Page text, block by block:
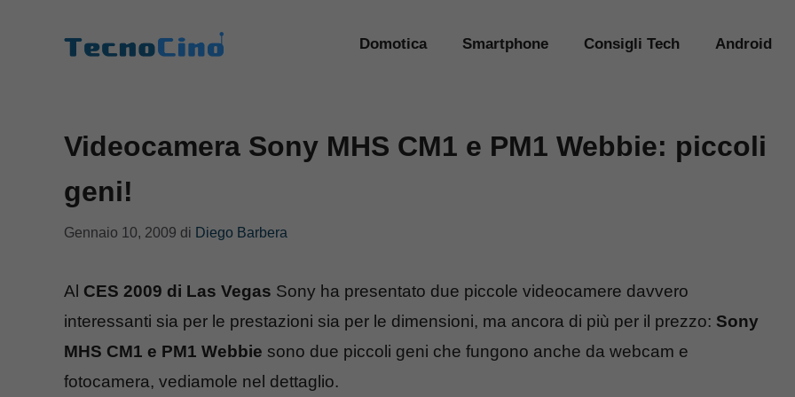
Domotica Smartphone Consigli Tech Android
Videocamera Sony MHS CM1 e PM1 Webbie: piccoli
geni!
Gennaio 10, 2009 di Diego Barbera
Al CES 2009 di Las Vegas Sony ha presentato due piccole videocamere davvero
interessanti sia per le prestazioni sia per le dimensioni, ma ancora di più per il prezzo: Sony
MHS CM1 e PM1 Webbie sono due piccoli geni che fungono anche da webcam e
fotocamera, vediamole nel dettaglio.